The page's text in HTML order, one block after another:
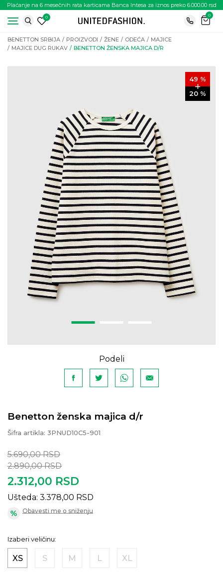
Plaćanje na 6 mesečnih rata karticama Banca Intesa za iznos preko 6.000.00 rsd
0
0
BENETTON SRBIJA PROIZVODI ŽENE ODEĆA
MAJICE
MAJICE DUG RUKAV
BENETTON ŽENSKA MAJICA D/R
49 %
20 %
Podeli
Benetton ženska majica d/r
Šifra artikla: 3PNUD10C5-901
5.690,00 RSD
2.890,00 RSD
2.312,00 RSD
Ušteda: 3.378,00 RSD
Obavesti me o sniženju
Izaberi veličinu:
XS S M L XL